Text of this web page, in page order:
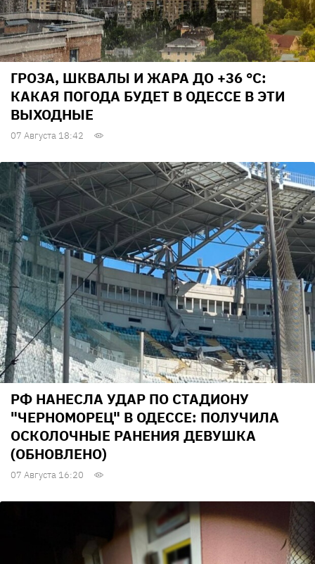
ГРОЗА, ШКВАЛЫ И ЖАРА ДО +36 °С:
КАКАЯ ПОГОДА БУДЕТ В ОДЕССЕ В ЭТИ
ВЫХОДНЫЕ
07 Августа 18:42
РФ НАНЕСЛА УДАР ПО СТАДИОНУ
"ЧЕРНОМОРЕЦ" В ОДЕССЕ: ПОЛУЧИЛА
ОСКОЛОЧНЫЕ РАНЕНИЯ ДЕВУШКА
(ОБНОВЛЕНО)
07 Августа 16:20